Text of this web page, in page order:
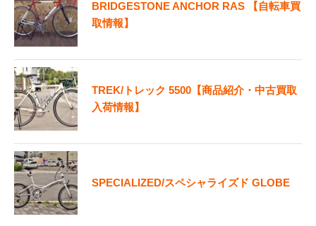
BRIDGESTONE ANCHOR RAS 【自転車買
取情報】
TREK/トレック 5500【商品紹介・中古買取
入荷情報】
SPECIALIZED/スペシャライズド GLOBE